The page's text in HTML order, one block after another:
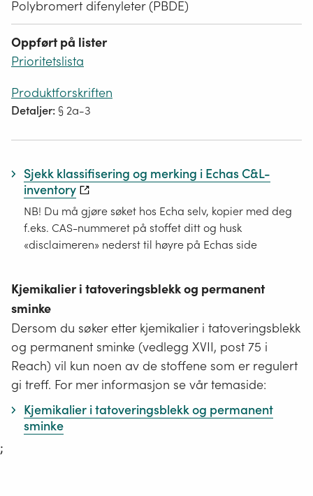
Polybromert difenyleter (PBDE)
Oppført på lister
Prioritetslista
Produktforskriften
Detaljer: § 2a-3
Sjekk klassifisering og merking i Echas C&L-
inventory
NB! Du må gjøre søket hos Echa selv, kopier med deg
f.eks. CAS-nummeret på stoffet ditt og husk
«disclaimeren» nederst til høyre på Echas side
Kjemikalier i tatoveringsblekk og permanent
sminke
Dersom du søker etter kjemikalier i tatoveringsblekk
og permanent sminke (vedlegg XVII, post 75 i
Reach) vil kun noen av de stoffene som er regulert
gi treff. For mer informasjon se vår temaside:
Kjemikalier i tatoveringsblekk og permanent
sminke
;